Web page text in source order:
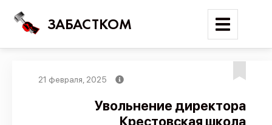
ЗАБАСТКОМ
21 февраля, 2025
Увольнение директора
Крестовская школа